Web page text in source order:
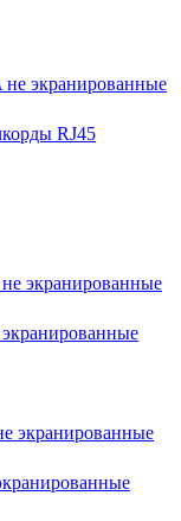
экранированные
RJ45
экранированные
экранированные